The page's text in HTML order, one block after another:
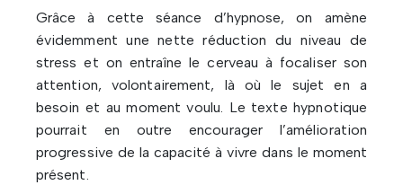
Grâce à cette séance d’hypnose, on amène
évidemment une nette réduction du niveau de
stress et on entraîne le cerveau à focaliser son
attention, volontairement, là où le sujet en a
besoin et au moment voulu. Le texte hypnotique
pourrait en outre encourager l’amélioration
progressive de la capacité à vivre dans le moment
présent.